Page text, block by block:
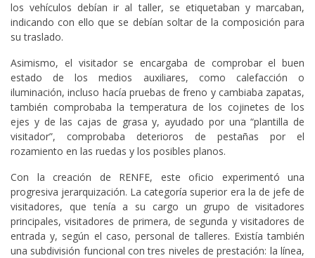
los vehículos debían ir al taller, se etiquetaban y marcaban,
indicando con ello que se debían soltar de la composición para
su traslado.
Asimismo, el visitador se encargaba de comprobar el buen
estado de los medios auxiliares, como calefacción o
iluminación, incluso hacía pruebas de freno y cambiaba zapatas,
también comprobaba la temperatura de los cojinetes de los
ejes y de las cajas de grasa y, ayudado por una “plantilla de
visitador”, comprobaba deterioros de pestañas por el
rozamiento en las ruedas y los posibles planos.
Con la creación de RENFE, este oficio experimentó una
progresiva jerarquización. La categoría superior era la de jefe de
visitadores, que tenía a su cargo un grupo de visitadores
principales, visitadores de primera, de segunda y visitadores de
entrada y, según el caso, personal de talleres. Existía también
una subdivisión funcional con tres niveles de prestación: la línea,